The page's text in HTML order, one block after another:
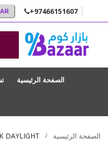
+97466151607
الصفحة الرئيسية
الصفحة الرئيسية DAYLIGHT